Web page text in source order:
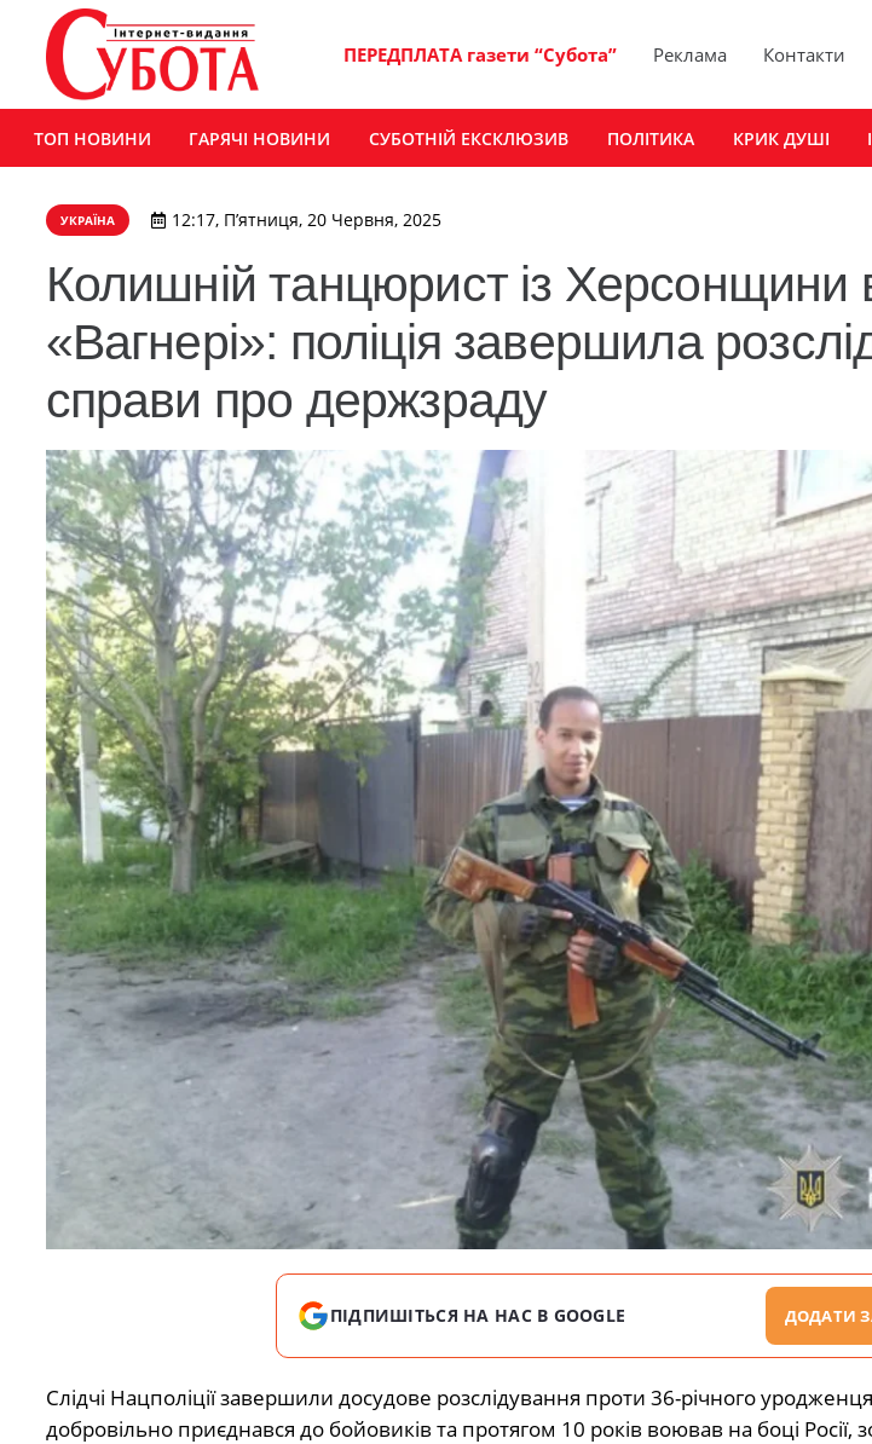
ПЕРЕДПЛАТА газети “Субота” Реклама Контакти
ТОП НОВИНИ ГАРЯЧІ НОВИНИ СУБОТНІЙ ЕКСКЛЮЗИВ ПОЛІТИКА КРИК ДУШІ
УКРАЇНА 12:17, П’ятниця, 20 Червня, 2025
Колишній танцюрист із Херсонщини
«Вагнері»: поліція завершила
справи про держзраду
ПІДПИШІТЬСЯ НА НАС В GOOGLE ДОДАТИ
Слідчі Нацполіції завершили досудове розслідування проти 36-річного
добровільно приєднався до бойовиків та протягом 10 років воював на боці Росії,